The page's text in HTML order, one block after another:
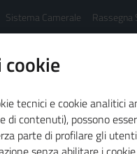
Sistema Camerale Rassegna
sistema camerale
tecnici e cookie analitici
di contenuti), possono
parte di profilare gli